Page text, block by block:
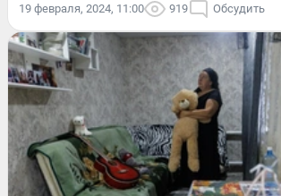
19 февраля, 2024, 11:00 919 Обсудить